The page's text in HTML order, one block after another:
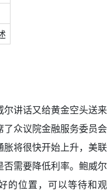
尔讲话又给黄金空头送来
众议院金融服务委员会
胀将很快开始上升，美联
需要降低利率。鲍威尔
的位置，可以等待和观